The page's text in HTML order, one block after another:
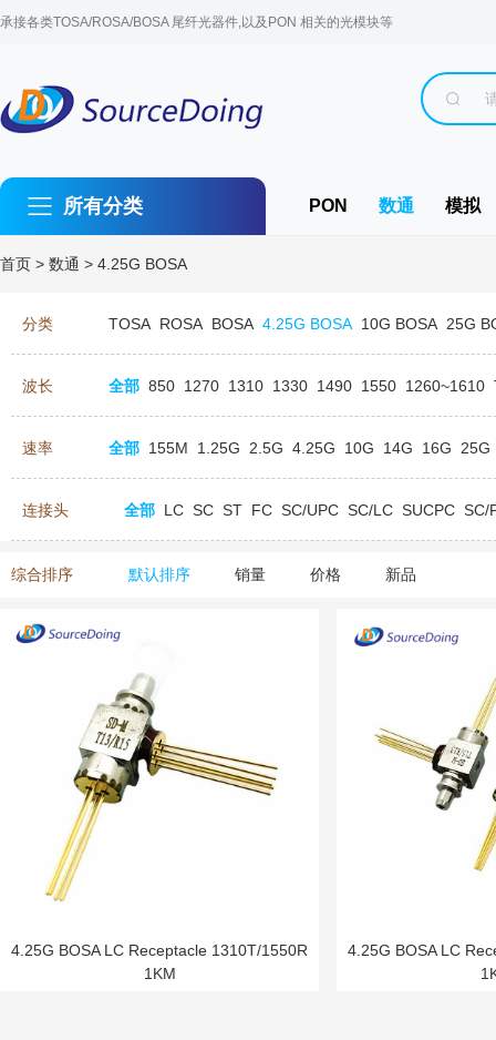
承接各类TOSA/ROSA/BOSA 尾纤光器件,以及PON 相关的光模块等
所有分类 PON 数通 模拟
首页 > 数通 > 4.25G BOSA
分类 TOSA ROSA BOSA 4.25G BOSA 10G BOSA 25G
波长 全部 850 1270 1310 1330 1490 1550 1260~1610
速率 全部 155M 1.25G 2.5G 4.25G 10G 14G 16G 25G
连接头 全部 LC SC ST FC SC/UPC SC/LC SUCPC SC/
综合排序 默认排序 销量 价格 新品
4.25G BOSA LC Receptacle 1310T/1550R
1KM
4.25G BOSA LC